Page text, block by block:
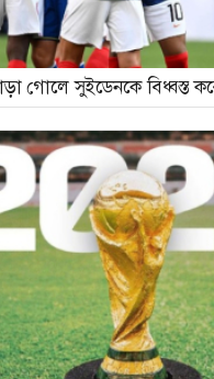
গোলে সুইডেনকে বিধ্বস্ত